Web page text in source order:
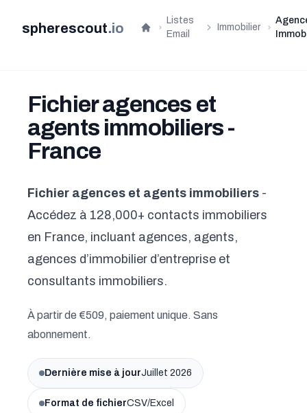
spherescout.io Accueil
Listes
Email
Immobilier
Fichier agences et
agents immobiliers -
France
Fichier agences et agents immobiliers -
Accédez à 128,000+ contacts immobiliers
en France, incluant agences, agents,
agences d’immobilier d’entreprise et
consultants immobiliers.
À partir de €509, paiement unique. Sans
abonnement.
Dernière mise à jourJuillet 2026
Format de fichierCSV/Excel